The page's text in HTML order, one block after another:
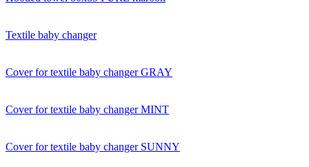
Textile baby changer
Cover for textile baby changer GRAY
Cover for textile baby changer MINT
Cover for textile baby changer SUNNY